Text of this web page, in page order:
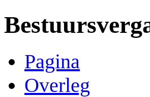
Pagina
Overleg